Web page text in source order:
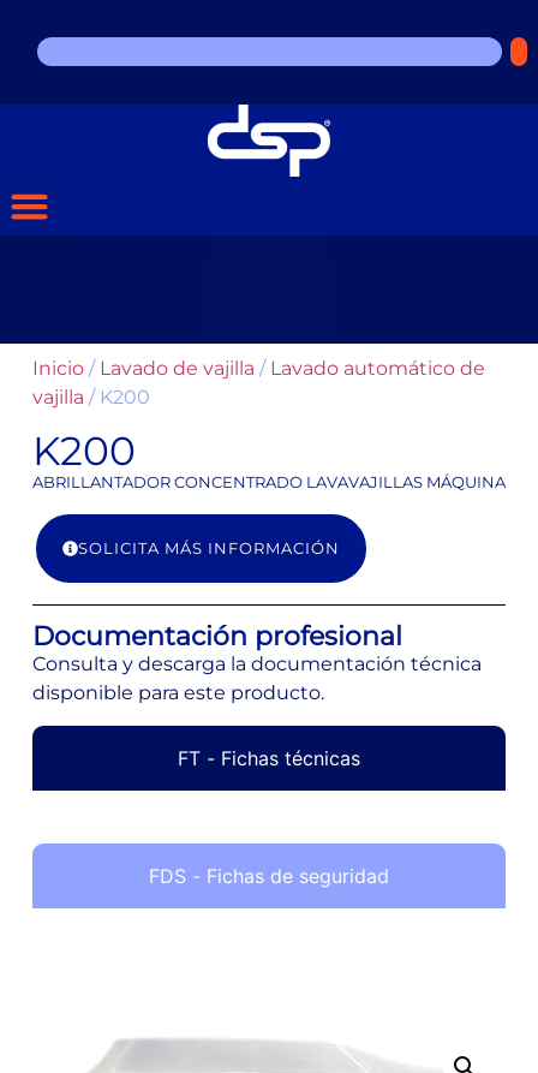
Inicio/ Lavado de vajilla / Lavado automático de
vajilla / K200
K200
ABRILLANTADOR CONCENTRADO LAVAVAJILLAS MÁQUINA
SOLICITA MÁS INFORMACIÓN
Documentación profesional
Consulta y descarga la documentación técnica
disponible para este producto.
FT - Fichas técnicas
FDS - Fichas de seguridad